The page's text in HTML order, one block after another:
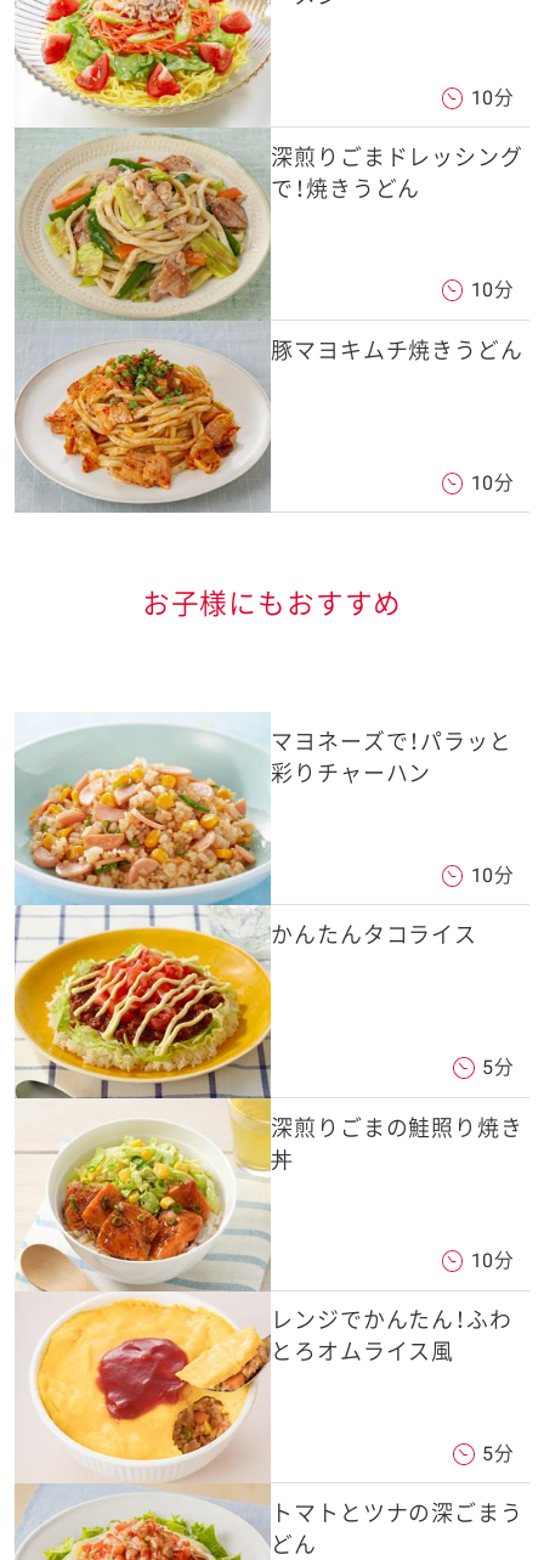
10分
深煎りごまドレッシング
で！焼きうどん
10分
豚マヨキムチ焼きうどん
10分
お子様にもおすすめ
マヨネーズで！パラッと
彩りチャーハン
10分
かんたんタコライス
5分
深煎りごまの鮭照り焼き
丼
10分
レンジでかんたん！ふわ
とろオムライス風
5分
トマトとツナの深ごまう
どん